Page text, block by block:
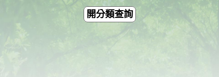
開分類查詢